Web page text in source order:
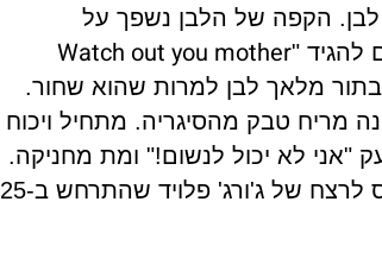
לבן. הקפה של הלבן נשפך על
להגיד "Watch out you mother
מלאך לבן למרות שהוא שחור.
מריח טבק מהסיגריה. מתחיל ויכוח
"אני לא יכול לנשום!" ומת מחניקה.
הבננו, זה רפרנס לרצח של ג'ורג' פלויד שהתרחש ב-25